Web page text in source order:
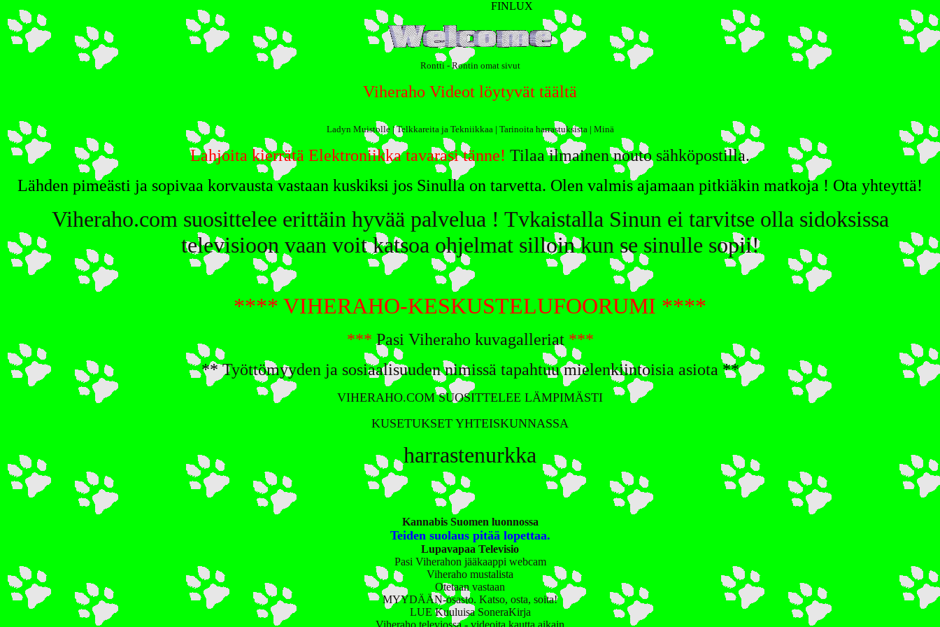
FINLUX
Rontti - Rontin omat sivut
Viheraho Videot löytyvät täältä
Ladyn Muistolle|Telkkareita ja Tekniikkaa| Tarinoita harrastuksista| Minä
Lahjoita kierrätä Elektroniikka tavarasi tänne! Tilaa ilmainen nouto sähköpostilla.
Lähden pimeästi ja sopivaa korvausta vastaan kuskiksi jos Sinulla on tarvetta. Olen valmis ajamaan pitkiäkin matkoja ! Ota yhteyttä!
Viheraho.com suosittelee erittäin hyvää palvelua ! Tvkaistalla Sinun ei tarvitse olla sidoksissa
televisioon vaan voit katsoa ohjelmat silloin kun se sinulle sopii!
**** VIHERAHO-KESKUSTELUFOORUMI ****
*** Pasi Viheraho kuvagalleriat***
**Työttömyyden ja sosiaalisuuden nimissä tapahtuu mielenkiintoisia asiota **
VIHERAHO.COM SUOSITTELEE LÄMPIMÄSTI
KUSETUKSET YHTEISKUNNASSA
harrastenurkka
Kannabis Suomen luonnossa
Teiden suolaus pitää lopettaa.
Lupavapaa Televisio
Pasi Viherahon jääkaappi webcam
Viheraho mustalista
Otetaan vastaan
MYYDÄÄN-osasto. Katso, osta, soita!
LUE Kuuluisa SoneraKirja
Viheraho televiossa - videoita kautta aikain